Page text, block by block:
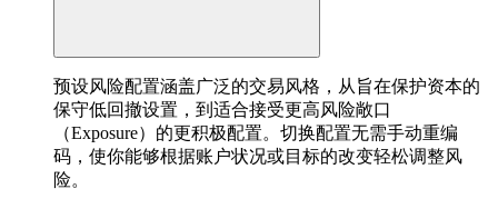
预设风险配置涵盖广泛的交易风格，从旨在保护资本的
保守低回撤设置，到适合接受更高风险敞口
（Exposure）的更积极配置。切换配置无需手动重编
码，使你能够根据账户状况或目标的改变轻松调整风
险。